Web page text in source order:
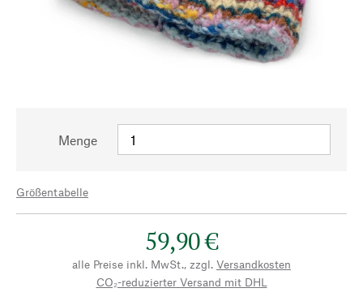
Menge
Größentabelle
59,90 €
alle Preise inkl. MwSt., zzgl. Versandkosten
CO₂-reduzierter Versand mit DHL